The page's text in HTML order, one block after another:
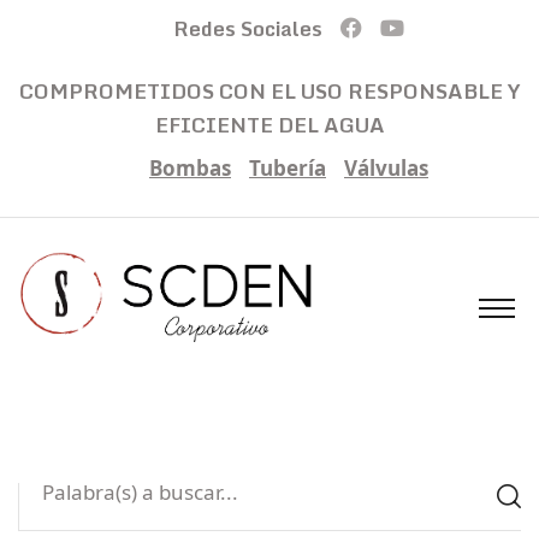
Redes Sociales
COMPROMETIDOS CON EL USO RESPONSABLE Y
EFICIENTE DEL AGUA
Bombas Tubería Válvulas